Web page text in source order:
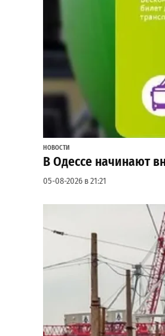
НОВОСТИ
В Одессе начинают
05-08-2026 в 21:21